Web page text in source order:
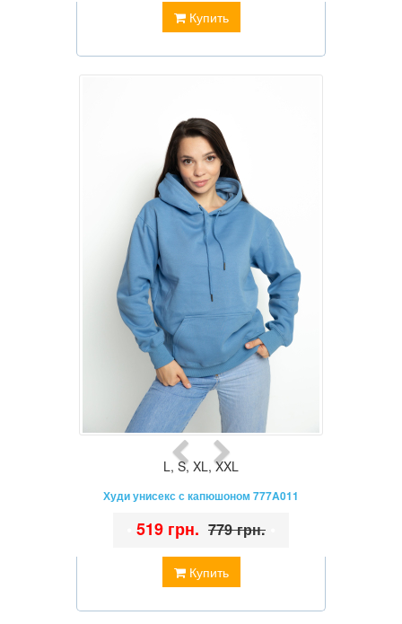
Купить
L, S, XL,XXL
Худи унисекс с капюшоном 777A011
Купить
519 грн. 779 грн.